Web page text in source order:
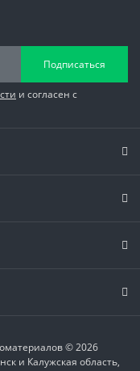
Подписаться
и согласен с
© 2026
и Калужская область,